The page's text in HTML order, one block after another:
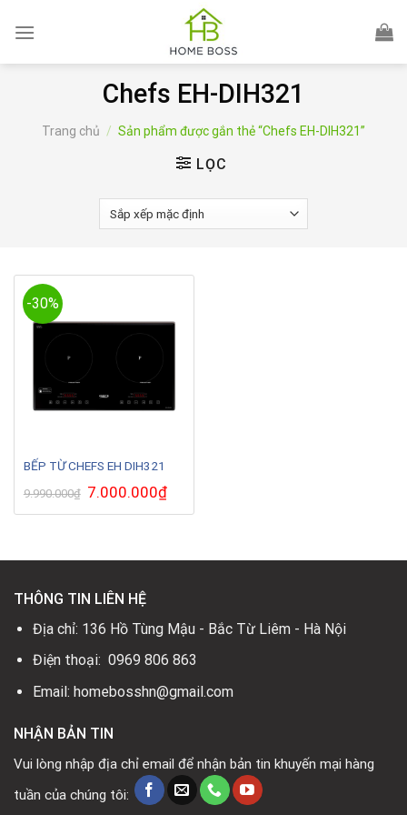
Chefs EH-DIH321
Trang chủ / Sản phẩm được gắn thẻ “Chefs EH-DIH321”
LỌC
-30%
BẾP TỪ CHEFS EH DIH321
9.990.000₫ Giá
gốc
là:
7.000.000₫Giá
hiện
tại
THÔNG TIN LIÊN HỆ
Địa chỉ: 136 Hồ Tùng Mậu - Bắc Từ Liêm - Hà Nội
Điện thoại: 0969 806 863
Email: homebosshn@gmail.com
NHẬN BẢN TIN
Vui lòng nhập địa chỉ email để nhận bản tin khuyến mại hàng
tuần của chúng tôi: